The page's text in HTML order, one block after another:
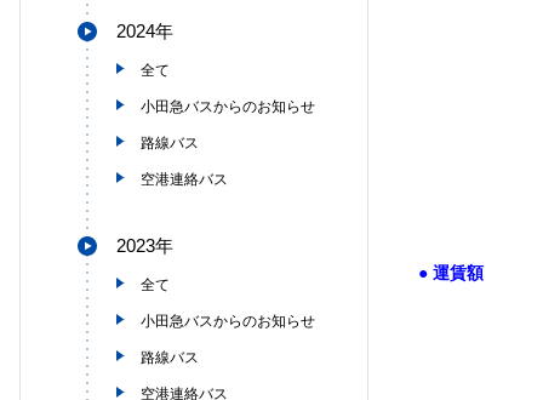
● 運賃額
2024年
全て
小田急バスからのお知らせ
路線バス
空港連絡バス
2023年
全て
小田急バスからのお知らせ
路線バス
空港連絡バス